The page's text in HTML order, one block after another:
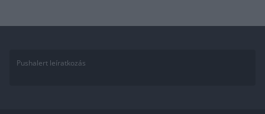
Pushalert leíratkozás